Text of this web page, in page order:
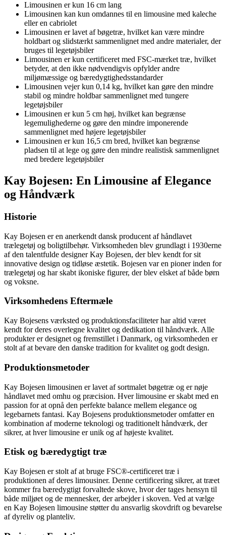
Limousinen er kun 16 cm lang
Limousinen kan kun omdannes til en limousine med kaleche
eller en cabriolet
Limousinen er lavet af bøgetræ, hvilket kan være mindre
holdbart og slidstærkt sammenlignet med andre materialer, der
bruges til legetøjsbiler
Limousinen er kun certificeret med FSC-mærket træ, hvilket
betyder, at den ikke nødvendigvis opfylder andre
miljømæssige og bæredygtighedsstandarder
Limousinen vejer kun 0,14 kg, hvilket kan gøre den mindre
stabil og mindre holdbar sammenlignet med tungere
legetøjsbiler
Limousinen er kun 5 cm høj, hvilket kan begrænse
legemulighederne og gøre den mindre imponerende
sammenlignet med højere legetøjsbiler
Limousinen er kun 16,5 cm bred, hvilket kan begrænse
pladsen til at lege og gøre den mindre realistisk sammenlignet
med bredere legetøjsbiler
Kay Bojesen: En Limousine af Elegance
og Håndværk
Historie
Kay Bojesen er en anerkendt dansk producent af håndlavet
trælegetøj og boligtilbehør. Virksomheden blev grundlagt i 1930erne
af den talentfulde designer Kay Bojesen, der blev kendt for sit
innovative design og tidløse æstetik. Bojesen var en pioner inden for
trælegetøj og har skabt ikoniske figurer, der blev elsket af både børn
og voksne.
Virksomhedens Eftermæle
Kay Bojesens værksted og produktionsfaciliteter har altid været
kendt for deres overlegne kvalitet og dedikation til håndværk. Alle
produkter er designet og fremstillet i Danmark, og virksomheden er
stolt af at bevare den danske tradition for kvalitet og godt design.
Produktionsmetoder
Kay Bojesen limousinen er lavet af sortmalet bøgetræ og er nøje
håndlavet med omhu og præcision. Hver limousine er skabt med en
passion for at opnå den perfekte balance mellem elegance og
legebarnets fantasi. Kay Bojesens produktionsmetoder omfatter en
kombination af moderne teknologi og traditionelt håndværk, der
sikrer, at hver limousine er unik og af højeste kvalitet.
Etisk og bæredygtigt træ
Kay Bojesen er stolt af at bruge FSC®-certificeret træ i
produktionen af deres limousiner. Denne certificering sikrer, at træet
kommer fra bæredygtigt forvaltede skove, hvor der tages hensyn til
både miljøet og de mennesker, der arbejder i skoven. Ved at vælge
en Kay Bojesen limousine støtter du ansvarlig skovdrift og bevarelse
af dyreliv og planteliv.